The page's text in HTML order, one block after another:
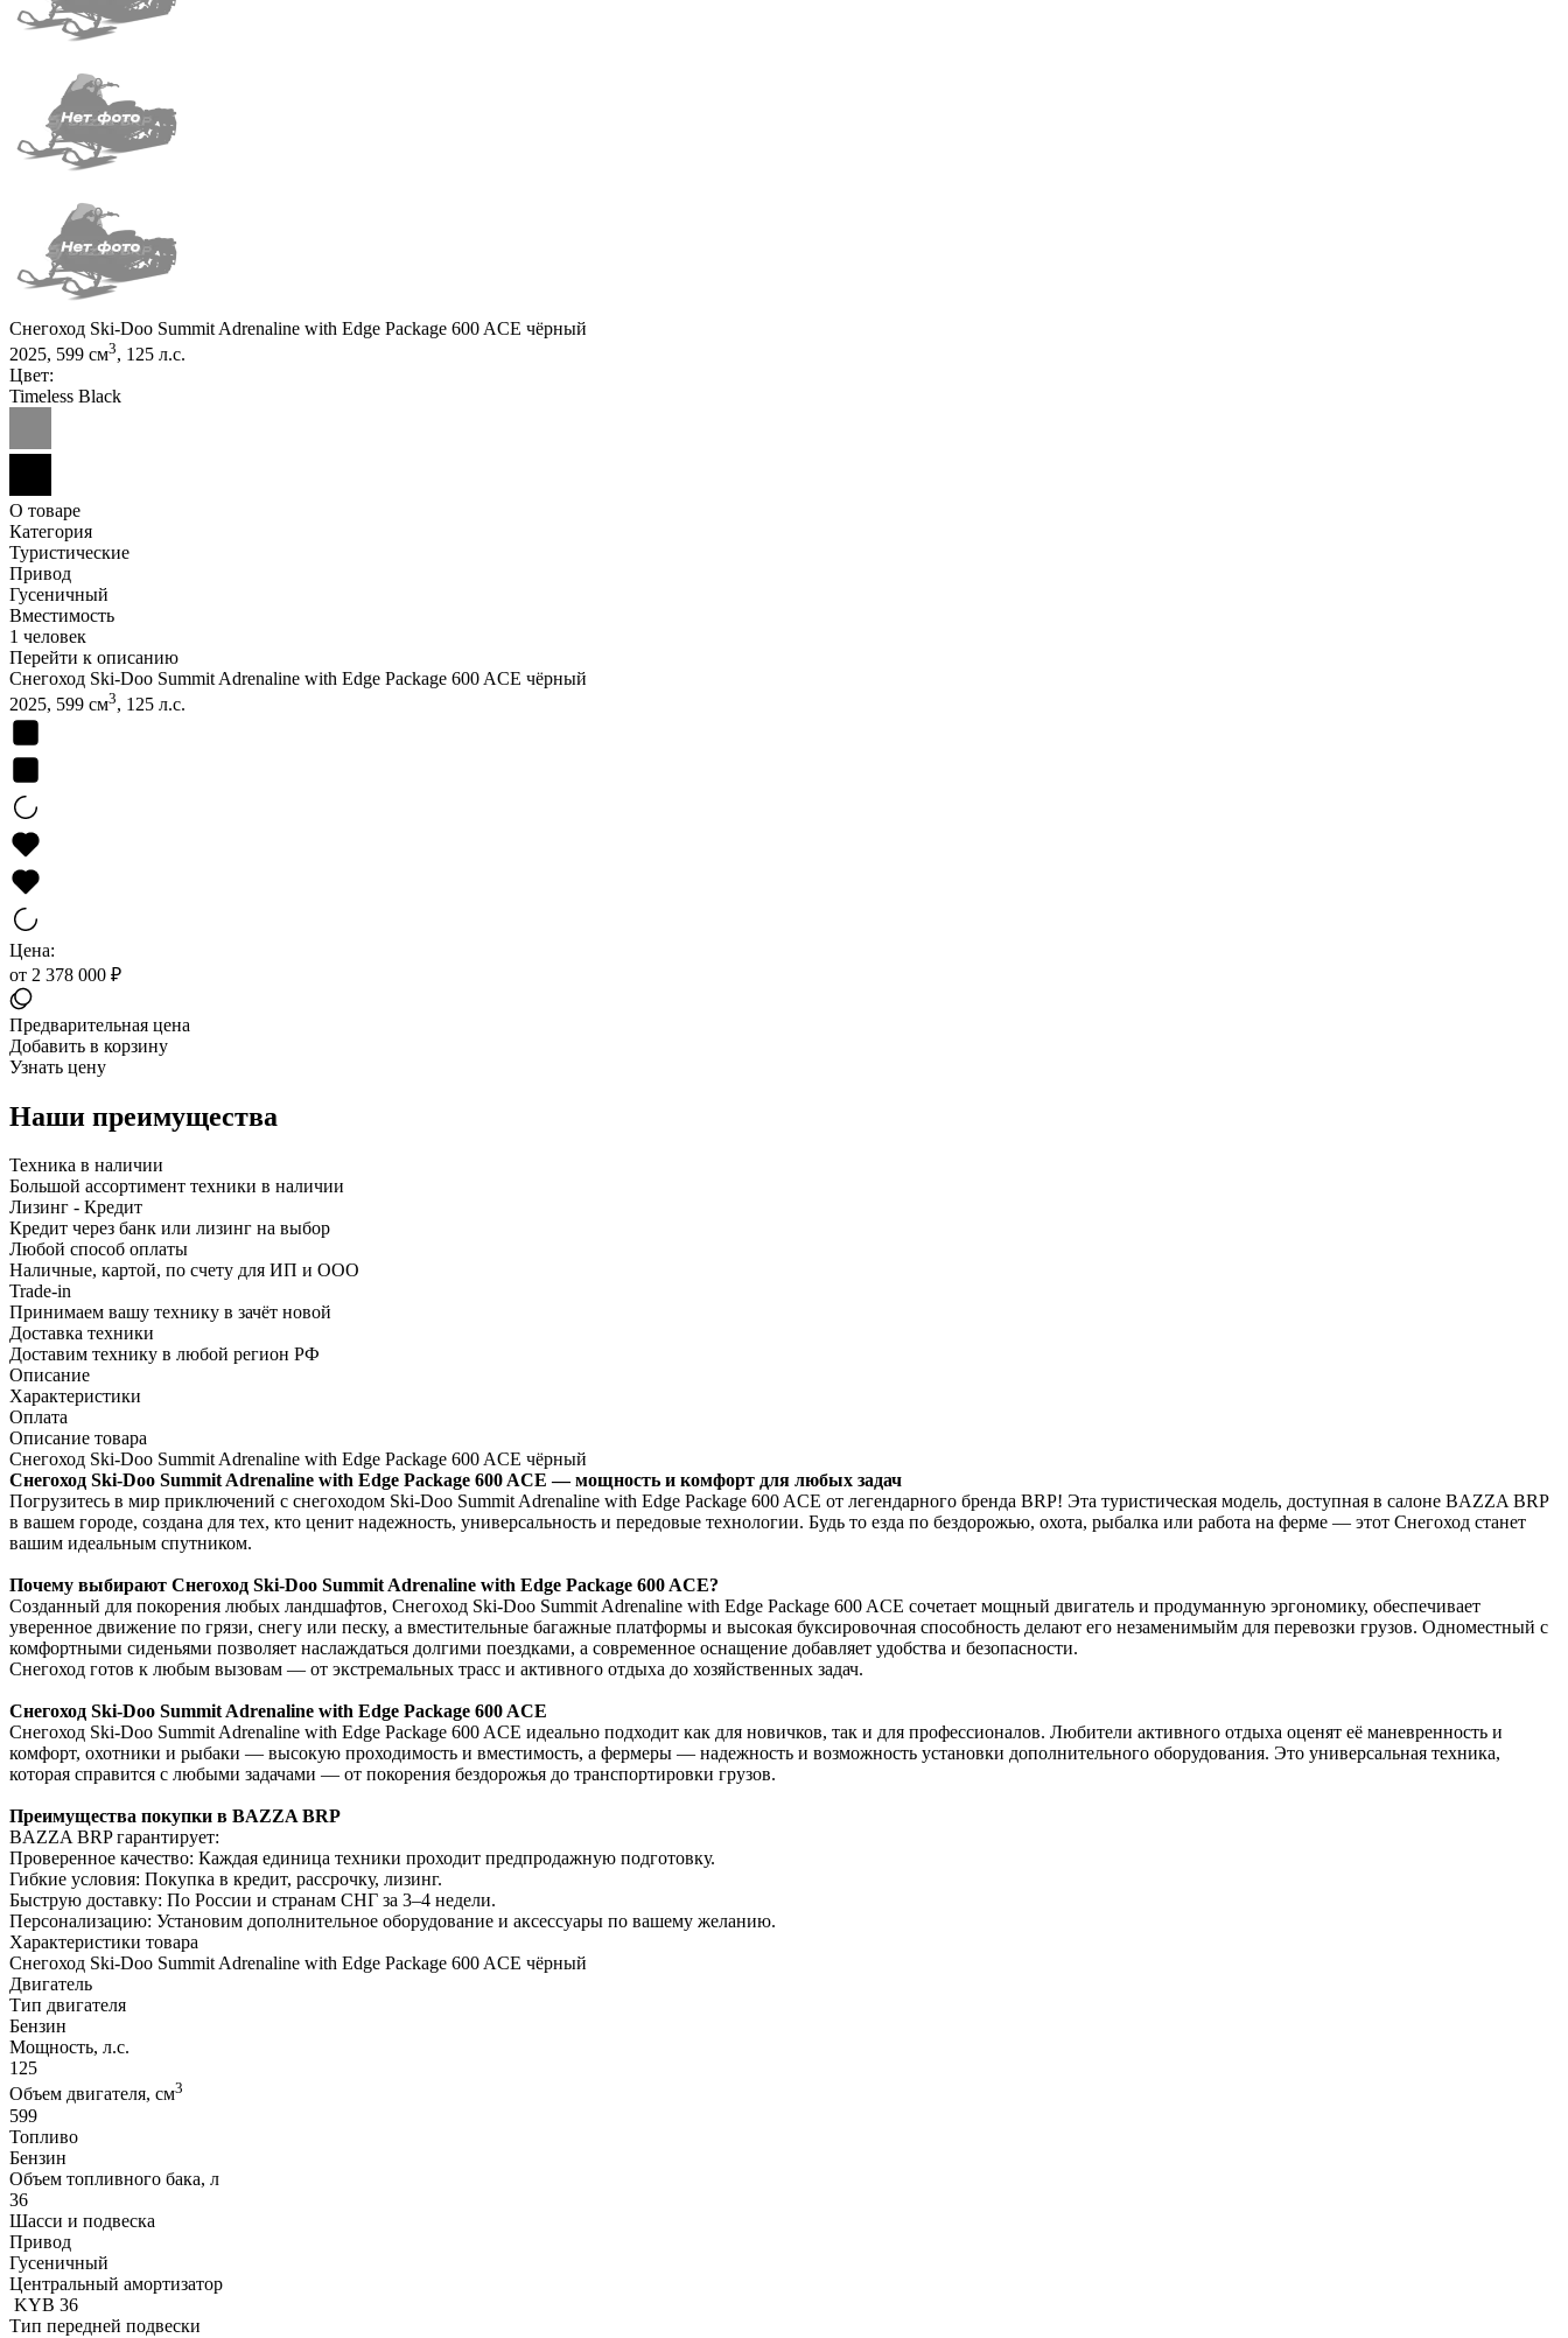
Снегоход Ski-Doo Summit Adrenaline with Edge Package 600 ACE чёрный
2025, 599 см3, 125 л.с.
Цвет:
Timeless Black
О товаре
Категория
Туристические
Привод
Гусеничный
Вместимость
1 человек
Перейти к описанию
Снегоход Ski-Doo Summit Adrenaline with Edge Package 600 ACE чёрный
2025, 599 см3, 125 л.с.
Цена:
от 2 378 000 ₽
Предварительная цена
Добавить в корзину
Узнать цену
Наши преимущества
Техника в наличии
Большой ассортимент техники в наличии
Лизинг - Кредит
Кредит через банк или лизинг на выбор
Любой способ оплаты
Наличные, картой, по счету для ИП и ООО
Trade-in
Принимаем вашу технику в зачёт новой
Доставка техники
Доставим технику в любой регион РФ
Описание
Характеристики
Оплата
Описание товара
Снегоход Ski-Doo Summit Adrenaline with Edge Package 600 ACE чёрный
Снегоход Ski-Doo Summit Adrenaline with Edge Package 600 ACE — мощность и комфорт для любых задач
Погрузитесь в мир приключений с снегоходом Ski-Doo Summit Adrenaline with Edge Package 600 ACE от легендарного бренда BRP! Эта туристическая модель, доступная в салоне BAZZA BRP
в вашем городе, создана для тех, кто ценит надежность, универсальность и передовые технологии. Будь то езда по бездорожью, охота, рыбалка или работа на ферме — этот Снегоход станет
вашим идеальным спутником.
Почему выбирают Снегоход Ski-Doo Summit Adrenaline with Edge Package 600 ACE?
Созданный для покорения любых ландшафтов, Снегоход Ski-Doo Summit Adrenaline with Edge Package 600 ACE сочетает мощный двигатель и продуманную эргономику, обеспечивает
уверенное движение по грязи, снегу или песку, а вместительные багажные платформы и высокая буксировочная способность делают его незаменимыйм для перевозки грузов. Одноместный с
комфортными сиденьями позволяет наслаждаться долгими поездками, а современное оснащение добавляет удобства и безопасности.
Снегоход готов к любым вызовам — от экстремальных трасс и активного отдыха до хозяйственных задач.
Снегоход Ski-Doo Summit Adrenaline with Edge Package 600 ACE
Снегоход Ski-Doo Summit Adrenaline with Edge Package 600 ACE идеально подходит как для новичков, так и для профессионалов. Любители активного отдыха оценят её маневренность и
комфорт, охотники и рыбаки — высокую проходимость и вместимость, а фермеры — надежность и возможность установки дополнительного оборудования. Это универсальная техника,
которая справится с любыми задачами — от покорения бездорожья до транспортировки грузов.
Преимущества покупки в BAZZA BRP
BAZZA BRP гарантирует:
Проверенное качество: Каждая единица техники проходит предпродажную подготовку.
Гибкие условия: Покупка в кредит, рассрочку, лизинг.
Быструю доставку: По России и странам СНГ за 3–4 недели.
Персонализацию: Установим дополнительное оборудование и аксессуары по вашему желанию.
Характеристики товара
Снегоход Ski-Doo Summit Adrenaline with Edge Package 600 ACE чёрный
Двигатель
Тип двигателя
Бензин
Мощность, л.с.
125
Объем двигателя, см3
599
Топливо
Бензин
Объем топливного бака, л
36
Шасси и подвеска
Привод
Гусеничный
Центральный амортизатор
KYB 36
Тип передней подвески